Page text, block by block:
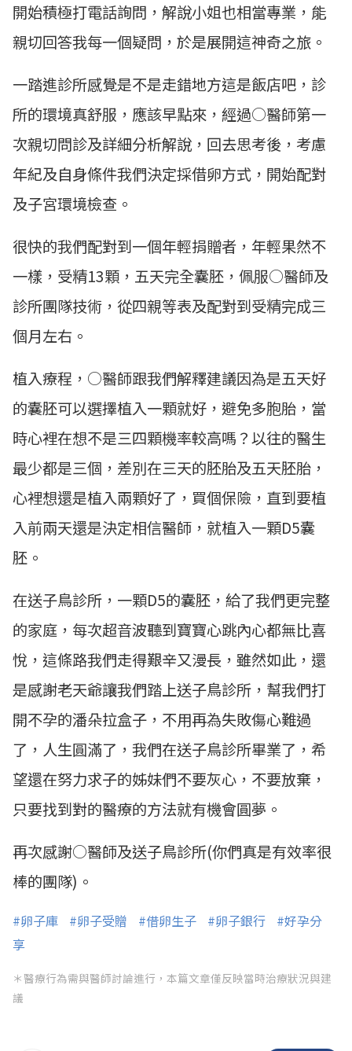
開始積極打電話詢問，解說小姐也相當專業，能
親切回答我每一個疑問，於是展開這神奇之旅。
一踏進診所感覺是不是走錯地方這是飯店吧，診
所的環境真舒服，應該早點來，經過○醫師第一
次親切問診及詳細分析解說，回去思考後，考慮
年紀及自身條件我們決定採借卵方式，開始配對
及子宮環境檢查。
很快的我們配對到一個年輕捐贈者，年輕果然不
一樣，受精13顆，五天完全囊胚，佩服○醫師及
診所團隊技術，從四親等表及配對到受精完成三
個月左右。
植入療程，○醫師跟我們解釋建議因為是五天好
的囊胚可以選擇植入一顆就好，避免多胞胎，當
時心裡在想不是三四顆機率較高嗎？以往的醫生
最少都是三個，差別在三天的胚胎及五天胚胎，
心裡想還是植入兩顆好了，買個保險，直到要植
入前兩天還是決定相信醫師，就植入一顆D5囊
胚。
在送子鳥診所，一顆D5的囊胚，給了我們更完整
的家庭，每次超音波聽到寶寶心跳內心都無比喜
悅，這條路我們走得艱辛又漫長，雖然如此，還
是感謝老天爺讓我們踏上送子鳥診所，幫我們打
開不孕的潘朵拉盒子，不用再為失敗傷心難過
了，人生圓滿了，我們在送子鳥診所畢業了，希
望還在努力求子的姊妹們不要灰心，不要放棄，
只要找到對的醫療的方法就有機會圓夢。
再次感謝○醫師及送子鳥診所(你們真是有效率很
棒的團隊)。
#卵子庫 #卵子受贈 #借卵生子 #卵子銀行
#好孕分
享
＊醫療行為需與醫師討論進行，本篇文章僅反映當時治療狀況與建
議